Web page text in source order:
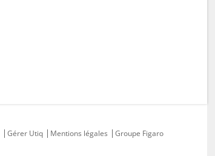
Gérer Utiq Mentions légales
Groupe Figaro